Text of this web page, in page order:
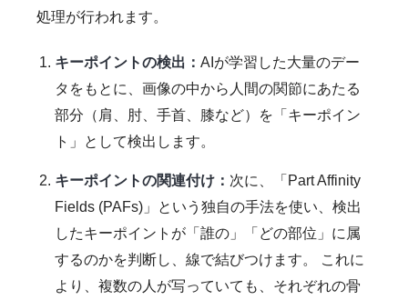
処理が行われます。
キーポイントの検出： AIが学習した大量のデー
タをもとに、画像の中から人間の関節にあたる
部分（肩、肘、手首、膝など）を「キーポイン
ト」として検出します。
キーポイントの関連付け： 次に、「Part Affinity
Fields (PAFs)」という独自の手法を使い、検出
したキーポイントが「誰の」「どの部位」に属
するのかを判断し、線で結びつけます。 これに
より、複数の人が写っていても、それぞれの骨